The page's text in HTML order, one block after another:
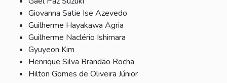
Giovanna Satie Ise Azevedo
Guilherme Hayakawa Agria
Guilherme Naclério Ishimara
Gyuyeon Kim
Henrique Silva Brandão Rocha
Hilton Gomes de Oliveira Júnior